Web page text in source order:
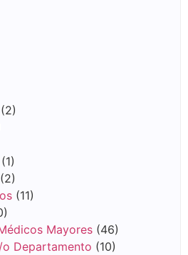
(2)
(1)
(2)
(11)
Mayores (46)
Departamento (10)